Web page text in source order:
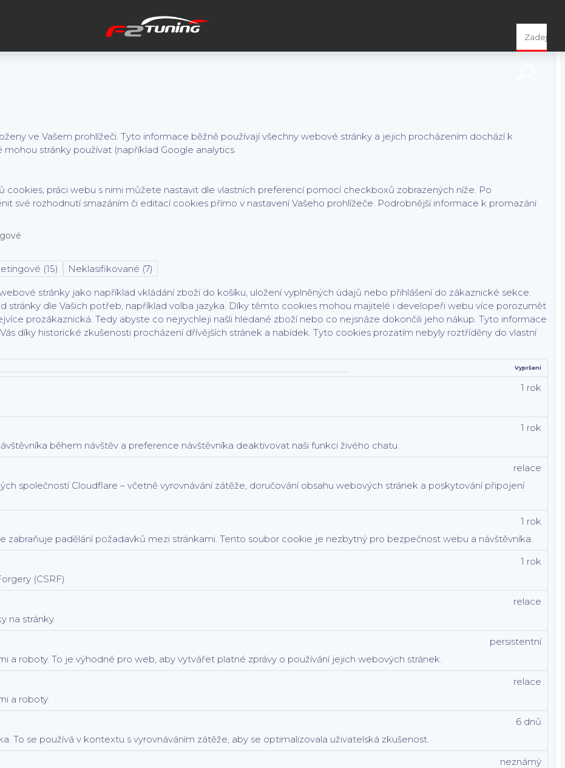
cookies. Kliknutím na tlačítko "OK" souhlasíte s použitím preferenčních, statistických i marketingových cookies pro nás i naše
webu používány po celou dobu procházení webem. Podrobné informace a nastavení ke cookies najdete
ve Vašem prohlížeči. Tyto informace běžně používají všechny webové stránky a jejich procházením dochází k
stránky používat (například Google analytics
práci webu s nimi můžete nastavit dle vlastních preferencí pomocí checkboxů zobrazených níže. Po
své rozhodnutí smazáním či editací cookies přímo v nastavení Vašeho prohlížeče. Podrobnější informace k promazání
(15) Neklasifikované (7)
stránky jako například vkládání zboží do košíku, uložení vyplněných údajů nebo přihlášení do zákaznické sekce.
dle Vašich potřeb, například volba jazyka. Díky těmto cookies mohou majitelé i developeři webu více porozumět
prozákaznická. Tedy abyste co nejrychleji našli hledané zboží nebo co nejsnáze dokončili jeho nákup. Tyto informace
díky historické zkušenosti procházení dřívějších stránek a nabídek. Tyto cookies prozatím nebyly roztříděny do vlastní
Vypršení
1 rok
během návštěv a preference návštěvníka deaktivovat naši funkci živého chatu.
1 rok
společností Cloudflare – včetně vyrovnávání zátěže, doručování obsahu webových stránek a poskytování připojení
relace
zabraňuje padělání požadavků mezi stránkami. Tento soubor cookie je nezbytný pro bezpečnost webu a návštěvníka.
1 rok
(CSRF).
1 rok
na stránky.
relace
a roboty. To je výhodné pro web, aby vytvářet platné zprávy o používání jejich webových stránek.
persistentní
a roboty.
relace
To se používá v kontextu s vyrovnáváním zátěže, aby se optimalizovala uživatelská zkušenost.
6 dnů
neznámý